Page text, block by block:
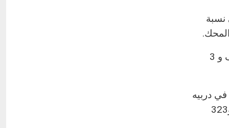
تضعه في نسبة
وشارك فيديريكو فالفيردي في سبعة أهداف في آخر 10 مباريات له مع ريال مدريد في جميع المسابقات (4 أهداف و 3
في دربيه
الأول ضد أتلتيكو مدريد في الليغا في القرن الحادي والعشرين، بعد كريم بنزيمة 🇫🇷 في نوفمبر 2009 (21 عامًا و323